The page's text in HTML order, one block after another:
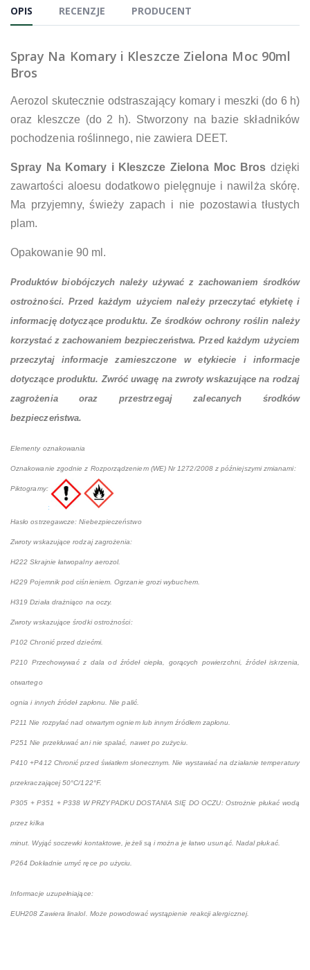
OPIS RECENZJE PRODUCENT
Spray Na Komary i Kleszcze Zielona Moc 90ml
Bros
Aerozol skutecznie odstraszający komary i meszki (do 6 h)
oraz kleszcze (do 2 h). Stworzony na bazie składników
pochodzenia roślinnego, nie zawiera DEET.
Spray Na Komary i Kleszcze Zielona Moc Bros dzięki
zawartości aloesu dodatkowo pielęgnuje i nawilża skórę.
Ma przyjemny, świeży zapach i nie pozostawia tłustych
plam.
Opakowanie 90 ml.
Produktów biobójczych należy używać z zachowaniem środków
ostrożności. Przed każdym użyciem należy przeczytać etykietę i
informację dotyczące produktu. Ze środków ochrony roślin należy
korzystać z zachowaniem bezpieczeństwa. Przed każdym użyciem
przeczytaj informacje zamieszczone w etykiecie i informacje
dotyczące produktu. Zwróć uwagę na zwroty wskazujące na rodzaj
zagrożenia oraz przestrzegaj zalecanych środków
bezpieczeństwa.
Elementy oznakowania
Oznakowanie zgodnie z Rozporządzeniem (WE) Nr 1272/2008 z późniejszymi zmianami:
Piktogramy:
Hasło ostrzegawcze: Niebezpieczeństwo
Zwroty wskazujące rodzaj zagrożenia:
H222 Skrajnie łatwopalny aerozol.
H229 Pojemnik pod ciśnieniem. Ogrzanie grozi wybuchem.
H319 Działa drażniąco na oczy.
Zwroty wskazujące środki ostrożności:
P102 Chronić przed dziećmi.
P210 Przechowywać z dala od źródeł ciepła, gorących powierzchni, źródeł iskrzenia,
otwartego
ognia i innych źródeł zapłonu. Nie palić.
P211 Nie rozpylać nad otwartym ogniem lub innym źródłem zapłonu.
P251 Nie przekłuwać ani nie spalać, nawet po zużyciu.
P410 +P412 Chronić przed światłem słonecznym. Nie wystawiać na działanie temperatury
przekraczającej 50°C/122°F.
P305 + P351 + P338 W PRZYPADKU DOSTANIA SIĘ DO OCZU: Ostrożnie płukać wodą
przez kilka
minut. Wyjąć soczewki kontaktowe, jeżeli są i można je łatwo usunąć. Nadal płukać.
P264 Dokładnie umyć ręce po użyciu.
Informacje uzupełniające:
EUH208 Zawiera linalol. Może powodować wystąpienie reakcji alergicznej.